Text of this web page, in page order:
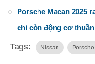
Porsche Macan 2025
chỉ còn động cơ
Tags: Nissan Porsche